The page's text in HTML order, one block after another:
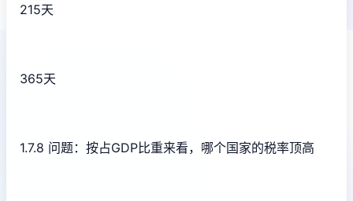
215天
365天
1.7.8 问题：按占GDP比重来看，哪个国家的税率顶高